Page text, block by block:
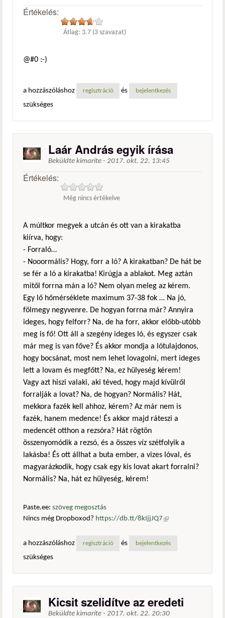
Értékelés:
Átlag: 3.7 (3 szavazat)
@#0 :-)
a hozzászóláshoz regisztráció és bejelentkezés
szükséges
Laár András egyik írása
Beküldte kimarite - 2017. okt. 22. 13:45
Értékelés:
Még nincs értékelve
A múltkor megyek a utcán és ott van a kirakatba
kiírva, hogy:
- Forraló…
- Nooormális? Hogy, forr a ló? A kirakatban? De hát be
se fér a ló a kirakatba! Kirúgja a ablakot. Meg aztán
mitől forrna mán a ló? Nem olyan meleg az kérem.
Egy lő hőmérséklete maximum 37-38 fok … Na jó,
fölmegy negyvenre. De hogyan forrna már? Annyira
ideges, hogy felforr? Na, de ha forr, akkor előbb-utóbb
meg is fő! Ott áll a szegény ideges ló, és egyszer csak
már meg is van főve? És akkor mondja a lótulajdonos,
hogy bocsánat, most nem lehet lovagolni, mert ideges
lett a lovam és megfőtt? Na, ez hülyeség kérem!
Vagy azt hiszi valaki, aki téved, hogy majd kívülről
forralják a lovat? Na, de hogyan? Normális? Hát,
mekkora fazék kell ahhoz, kérem? Az már nem is
fazék, hanem medence! És akkor majd ráteszi a
medencét otthon a rezsóra? Hát rögtön
összenyomódik a rezsó, és a összes víz szétfolyik a
lakásba! És ott állhat a buta ember, a vizes lóval, és
magyarázkodik, hogy csak egy kis lovat akart forralni?
Normális? Na, hát ez hülyeség, kérem!
Paste.ee: szöveg megosztás
Nincs még Dropboxod? https://db.tt/8kIjjJQ7 (külső
a hozzászóláshoz
regisztráció és bejelentkezés
szükséges
Kicsit szelidítve az eredeti
Beküldte kimarite - 2017. okt. 22. 20:30